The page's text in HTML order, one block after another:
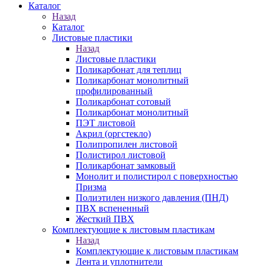
Каталог
Назад
Каталог
Листовые пластики
Назад
Листовые пластики
Поликарбонат для теплиц
Поликарбонат монолитный
профилированный
Поликарбонат сотовый
Поликарбонат монолитный
ПЭТ листовой
Акрил (оргстекло)
Полипропилен листовой
Полистирол листовой
Поликарбонат замковый
Монолит и полистирол с поверхностью
Призма
Полиэтилен низкого давления (ПНД)
ПВХ вспененный
Жесткий ПВХ
Комплектующие к листовым пластикам
Назад
Комплектующие к листовым пластикам
Лента и уплотнители